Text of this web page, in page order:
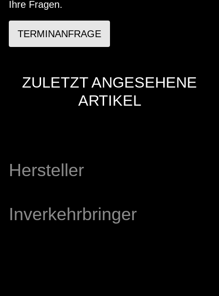
Ihre Fragen.
TERMINANFRAGE
ZULETZT ANGESEHENE
ARTIKEL
Hersteller
Inverkehrbringer